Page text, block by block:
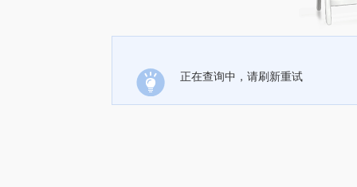
正在查询中，请刷新重试